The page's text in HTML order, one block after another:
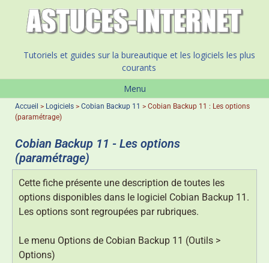
Tutoriels et guides sur la bureautique et les logiciels les plus
courants
Menu
Accueil > Logiciels > Cobian Backup 11 > Cobian Backup 11 : Les options
(paramétrage)
Cobian Backup 11 - Les options
(paramétrage)
Cette fiche présente une description de toutes les
options disponibles dans le logiciel Cobian Backup 11.
Les options sont regroupées par rubriques.
Le menu Options de Cobian Backup 11 (Outils >
Options)